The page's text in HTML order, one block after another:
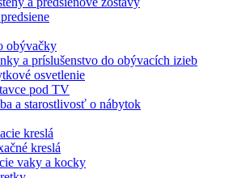
obývačky
a príslušenstvo do obývacích izieb
osvetlenie
pod TV
a starostlivosť o nábytok
kreslá
kreslá
vaky a kocky